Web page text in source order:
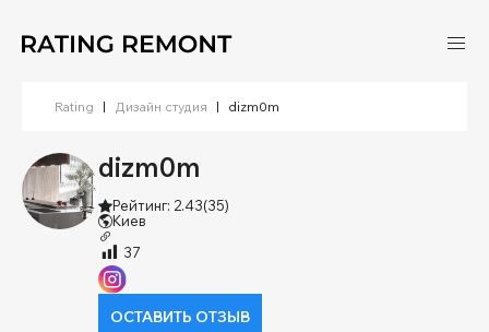
Rating | Дизайн студия | dizm0m
dizm0m
Рейтинг: 2.43(35)
Киев
37
ОСТАВИТЬ ОТЗЫВ